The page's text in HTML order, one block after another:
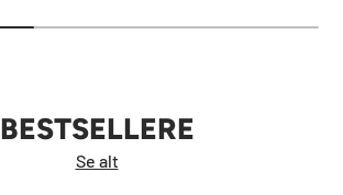
BESTSELLERE
Se alt